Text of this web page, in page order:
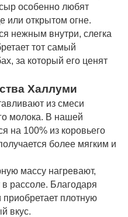
особенно любят
или открытом огне.
нежным внутри, слегка
тот самый
за который его ценят
Халлуми
из смеси
молока. В нашей
на 100% из коровьего
более мягким и
массу нагревают,
рассоле. Благодаря
плотную
вкус.